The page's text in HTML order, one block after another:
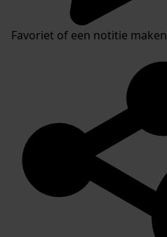
Favoriet of een notitie maken